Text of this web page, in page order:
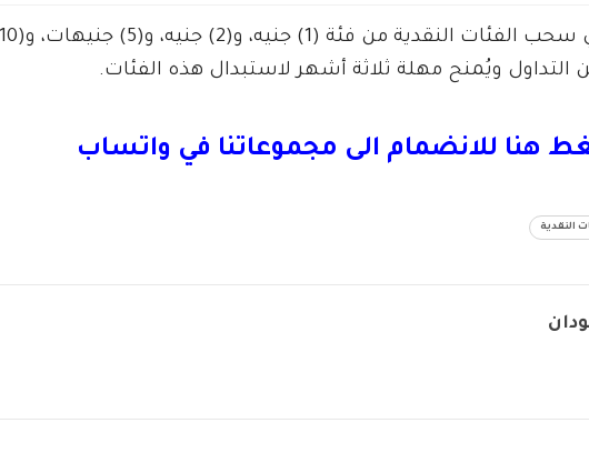
هنا للانضمام الى مجموعاتنا في واتساب
النقدية